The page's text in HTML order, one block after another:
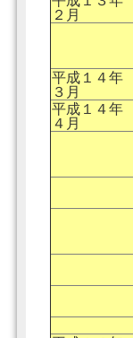
２月
平成１４年
３月
平成１４年
４月